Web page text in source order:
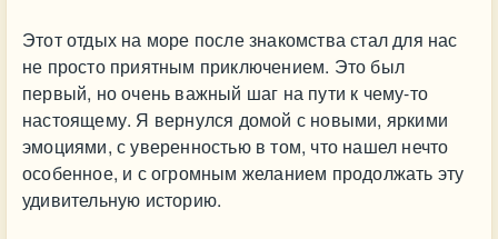
Этот отдых на море после знакомства стал для нас
не просто приятным приключением. Это был
первый, но очень важный шаг на пути к чему-то
настоящему. Я вернулся домой с новыми, яркими
эмоциями, с уверенностью в том, что нашел нечто
особенное, и с огромным желанием продолжать эту
удивительную историю.